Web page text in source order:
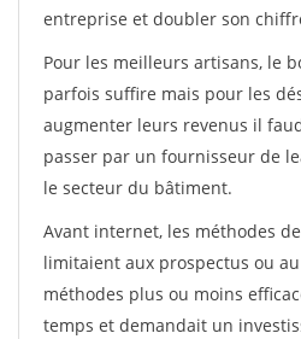
entreprise et doubler son
Pour les meilleurs artisans, le
parfois suffire mais pour les
augmenter leurs revenus il
passer par un fournisseur de
le secteur du bâtiment.
Avant internet, les méthodes
limitaient aux prospectus ou
méthodes plus ou moins
temps et demandait un